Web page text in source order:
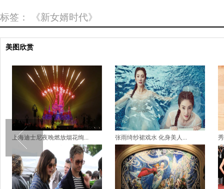
标签： 《新女婿时代》
美图欣赏
上海迪士尼夜晚燃放烟花绚... 张雨绮纱裙戏水 化身美人...